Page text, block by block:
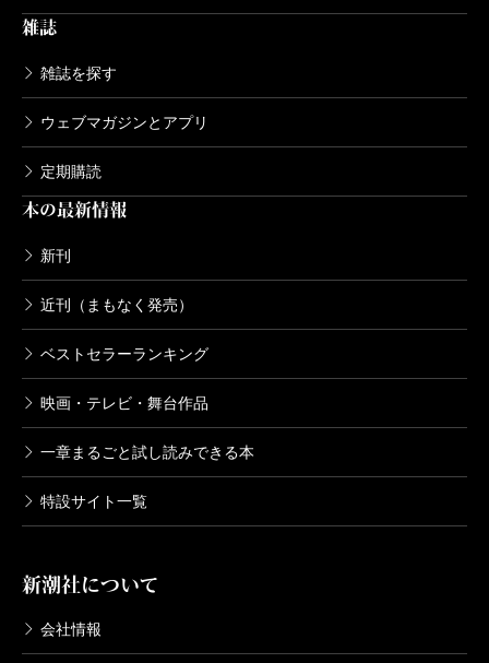
雑誌
雑誌を探す
ウェブマガジンとアプリ
定期購読
本の最新情報
新刊
近刊（まもなく発売）
ベストセラーランキング
映画・テレビ・舞台作品
一章まるごと試し読みできる本
特設サイト一覧
新潮社について
会社情報